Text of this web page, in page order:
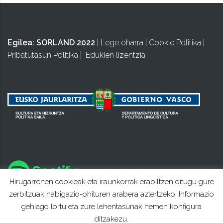
Egilea: SORLAND 2022 Lege oharra Cookie Politika
Pribatutasun Politika
Edukien lizentzia
Hirugarrenen cookieak eta iraunkorrak erabiltzen ditugu gure
zerbitzuak nabigazio-ohituren arabera aztertzeko. Informazio
gehiago lortu eta zure lehentasunak hemen konfigura
ditzakezu.